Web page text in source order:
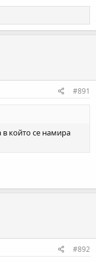
#891
в който се намира
#892